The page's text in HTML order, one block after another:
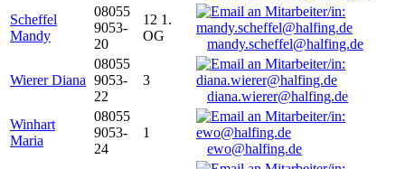
Scheffel
Mandy
08055
9053-
20
12 1.
OG
mandy.scheffel@halfing.de
Wierer Diana
08055
9053-
22
3
diana.wierer@halfing.de
Winhart
Maria
08055
9053-
24
1
ewo@halfing.de